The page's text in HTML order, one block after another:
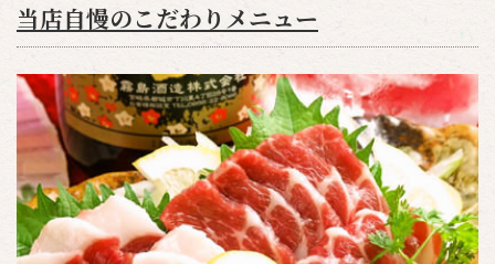
当店自慢のこだわりメニュー